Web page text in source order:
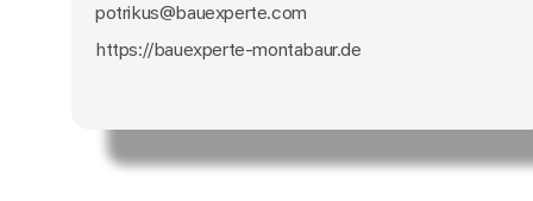
potrikus@bauexperte.com
https://bauexperte-montabaur.de